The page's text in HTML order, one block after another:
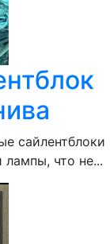
сайлентблоки
что не...